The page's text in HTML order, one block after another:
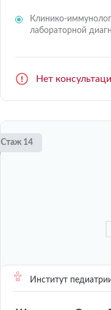
Клинико-
лабораторной
Нет
Стаж 14
Институт